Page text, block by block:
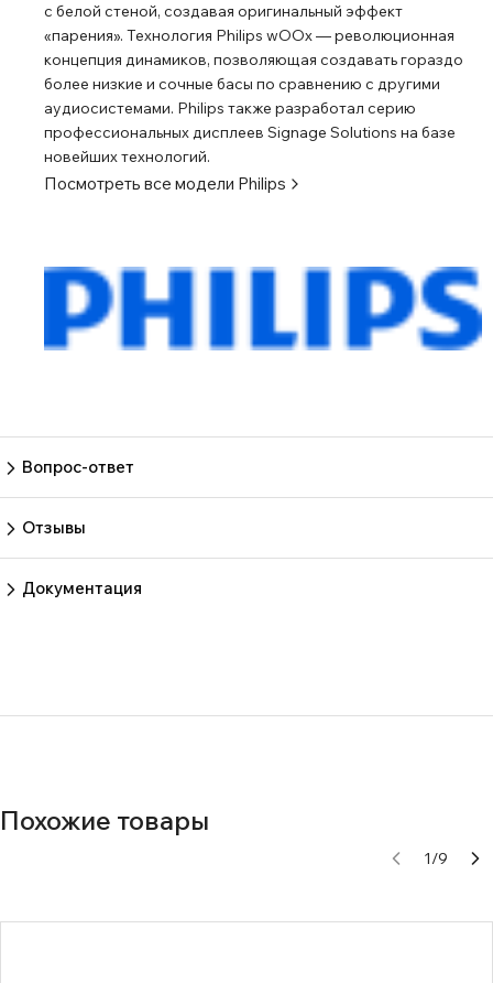
с белой стеной, создавая оригинальный эффект
«парения». Технология Philips wOOx ― революционная
концепция динамиков, позволяющая создавать гораздо
более низкие и сочные басы по сравнению с другими
аудиосистемами. Philips также разработал серию
профессиональных дисплеев Signage Solutions на базе
новейших технологий.
Посмотреть все модели Philips
Вопрос-ответ
Отзывы
Документация
Похожие товары
1/9